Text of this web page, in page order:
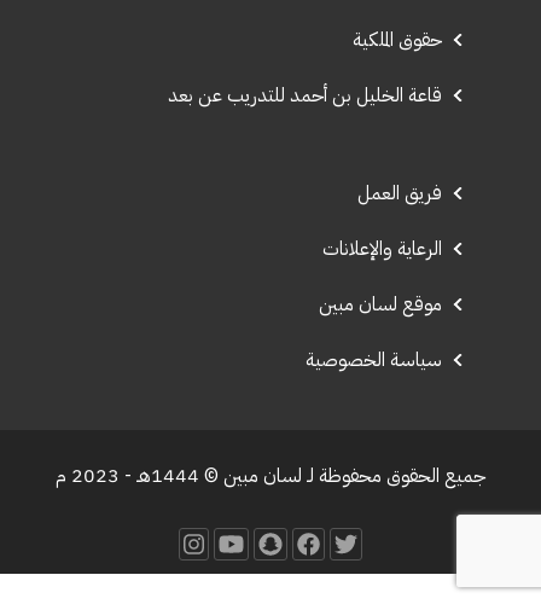
حقوق الملكية
قاعة الخليل بن أحمد للتدريب عن بعد
فريق العمل
الرعاية والإعلانات
موقع لسان مبين
سياسة الخصوصية
جميع الحقوق محفوظة لـ لسان مبين © 1444هـ - 2023 م